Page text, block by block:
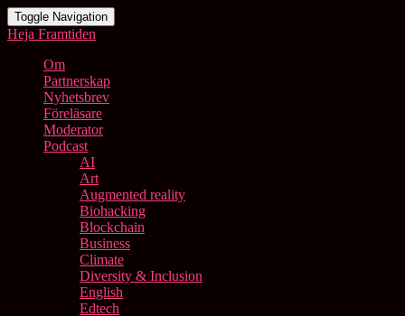
Toggle Navigation
Heja Framtiden
Om
Partnerskap
Nyhetsbrev
Föreläsare
Moderator
Podcast
AI
Art
Augmented reality
Biohacking
Blockchain
Business
Climate
Diversity & Inclusion
English
Edtech